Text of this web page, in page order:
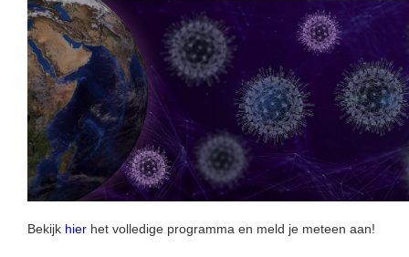
Bekijk hier het volledige programma en meld je meteen aan!